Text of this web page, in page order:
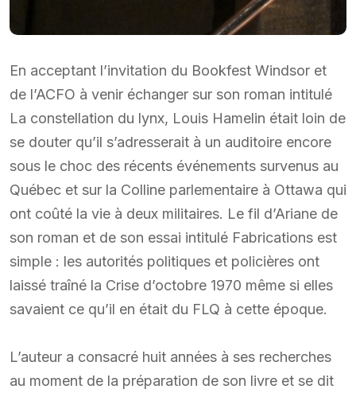
En acceptant l’invitation du Bookfest Windsor et
de l’ACFO à venir échanger sur son roman intitulé
La constellation du lynx, Louis Hamelin était loin de
se douter qu’il s’adresserait à un auditoire encore
sous le choc des récents événements survenus au
Québec et sur la Colline parlementaire à Ottawa qui
ont coûté la vie à deux militaires. Le fil d’Ariane de
son roman et de son essai intitulé Fabrications est
simple : les autorités politiques et policières ont
laissé traîné la Crise d’octobre 1970 même si elles
savaient ce qu’il en était du FLQ à cette époque.
L’auteur a consacré huit années à ses recherches
au moment de la préparation de son livre et se dit